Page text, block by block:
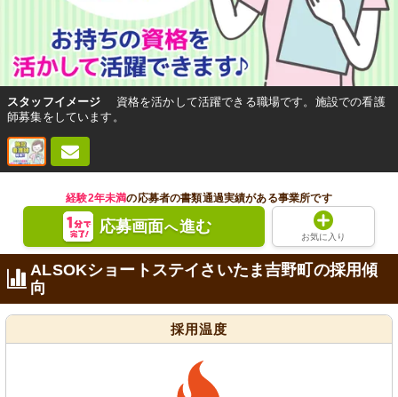
スタッフイメージ
資格を活かして活躍できる職場です。施設での看護
師募集をしています。
経験2年未満の応募者の書類通過実績がある事業所です
応募画面へ進む
お気に入り
ALSOKショートステイさいたま吉野町の採用傾
向
採用温度